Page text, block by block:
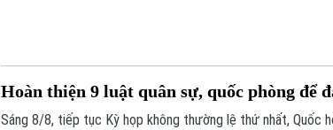
Hoàn thiện 9 luật quân sự, quốc phòng để
Sáng 8/8, tiếp tục Kỳ họp không thường lệ thứ nhất, Quốc